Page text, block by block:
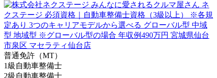
普通免許（MT）
1級自動車整備士
2級自動車整備士